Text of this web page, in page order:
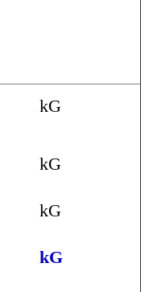
kG
kG
kG
kG